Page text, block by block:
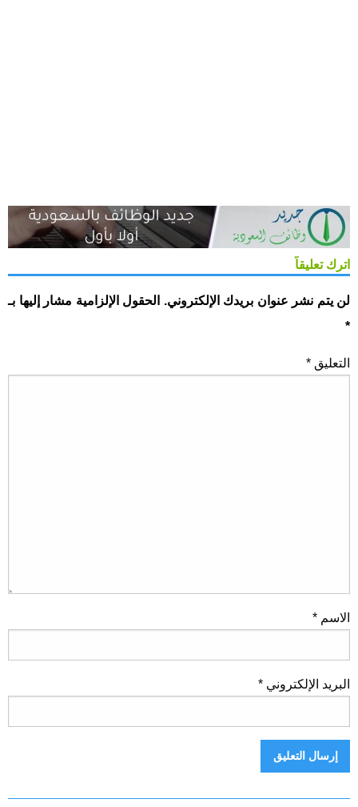
اترك تعليقاً
لن يتم نشر عنوان بريدك الإلكتروني.
الحقول الإلزامية مشار إليها بـ
*
التعليق *
الاسم *
البريد الإلكتروني *